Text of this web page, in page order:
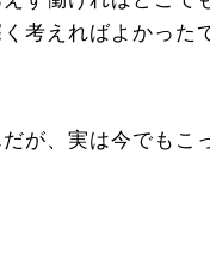
考えればよかった
が、実は今でもこ